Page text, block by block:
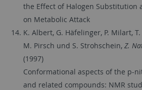
the Effect of Halogen Substitution
on Metabolic Attack
K. Albert, G. Häfelinger, P. Milart,
M. Pirsch und S. Strohschein, Z.
(1997)
Conformational aspects of the p-
and related compounds: NMR